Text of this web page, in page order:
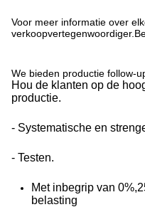
Voor meer informatie over
We bieden productie follow-
Hou de klanten op de
productie.
- Systematische en
- Testen.
Met inbegrip van
belasting